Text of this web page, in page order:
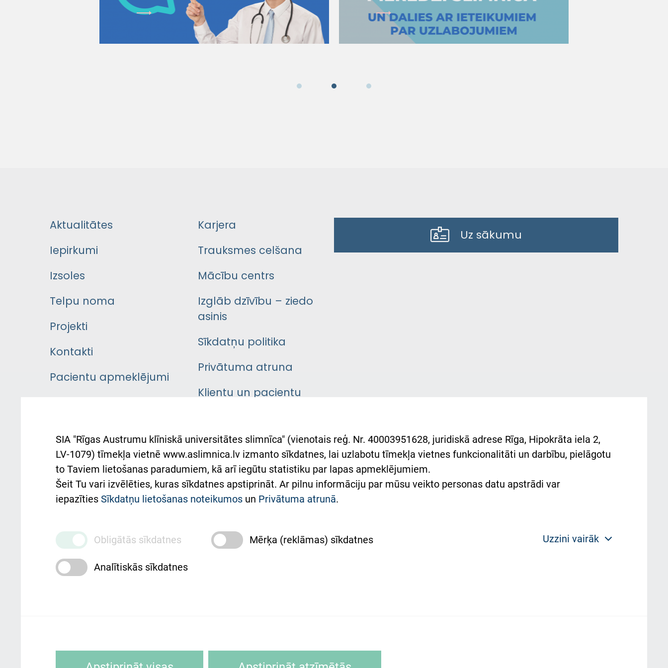
Aktualitātes
Iepirkumi
Izsoles
Telpu noma
Projekti
Kontakti
Pacientu apmeklējumi
Pacienta
atsauksmju/sūdzību
iesniegšanas kārtība
Kā pie mums nokļūt
ceļvedis
Rekvizīti un ārstniecības
Karjera
Trauksmes celšana
Mācību centrs
Izglāb dzīvību – ziedo
asinis
Sīkdatņu politika
Privātuma atruna
Klientu un pacientu
Austrumu slimnīcas
atbalsts Ukrainai
Підтримка Східної лікарні
та співпраця з Україною
Uz sākumu
SIA "Rīgas Austrumu klīniskā universitātes slimnīca" (vienotais reģ. Nr. 40003951628, juridiskā adrese Rīga, Hipokrāta iela 2,
LV-1079) tīmekļa vietnē www.aslimnica.lv izmanto sīkdatnes, lai uzlabotu tīmekļa vietnes funkcionalitāti un darbību, pielāgotu
to Taviem lietošanas paradumiem, kā arī iegūtu statistiku par lapas apmeklējumiem.
Šeit Tu vari izvēlēties, kuras sīkdatnes apstiprināt. Ar pilnu informāciju par mūsu veikto personas datu apstrādi var
iepazīties Sīkdatņu lietošanas noteikumos un Privātuma atrunā.
Obligātās sīkdatnes Mērķa (reklāmas) sīkdatnes
Analītiskās sīkdatnes
Uzzini vairāk
Sīkdatnes ir mazas teksta datnes, kuras tīmekļa pārlūkprogramma (piemēram, Internet, Explorer, Firexox, Safari u.c.) saglabā